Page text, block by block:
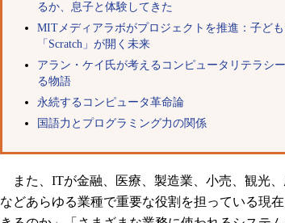
るか、息子と体験してきた
MITメディアラボがプロジェクトを推進：子ど
「Scratch」が開く未来
アラン・ケイ氏が考えるコンピュータリテラシ
る物語
永続するコンピュータ革命論
国語力とプログラミング力の関係
また、ITが金融、医療、製造業、小売、観光
などあらゆる業種で重要な役割を担っている現